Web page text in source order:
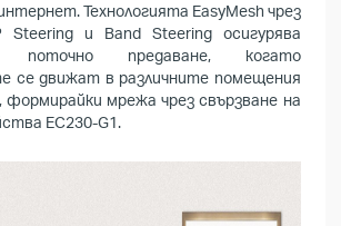
Технологията EasyMesh чрез
Steering и Band Steering осигурява
поточно предаване, когато
се движат в различните помещения
мрежа чрез свързване на
EC230-G1.